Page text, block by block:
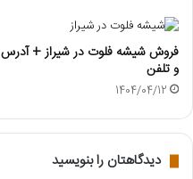
فروش شیشه فلوت در شیراز + آدرس
و تلفن
1404/04/12
دیدگاهتان را بنویسید